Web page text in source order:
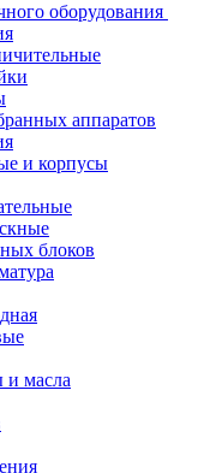
оборудования
аппаратов
и корпусы
блоков
и масла